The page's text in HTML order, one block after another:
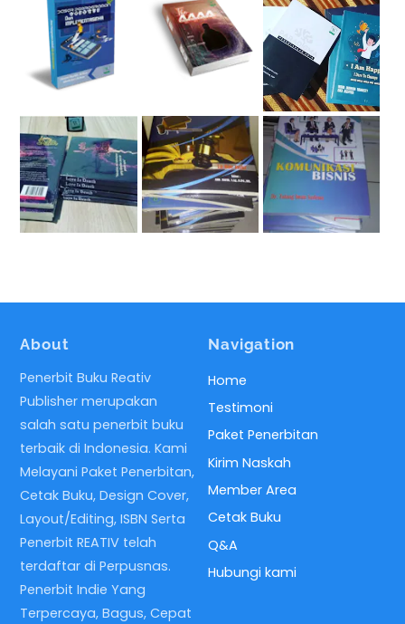
About
Penerbit Buku Reativ
Publisher merupakan
salah satu penerbit buku
terbaik di Indonesia. Kami
Melayani Paket Penerbitan,
Cetak Buku, Design Cover,
Layout/Editing, ISBN Serta
Penerbit REATIV telah
terdaftar di Perpusnas.
Penerbit Indie Yang
Terpercaya, Bagus, Cepat
Navigation
Home
Testimoni
Paket Penerbitan
Kirim Naskah
Member Area
Cetak Buku
Q&A
Hubungi kami